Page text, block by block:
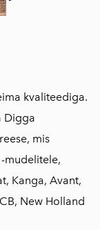
kvaliteediga.
Digga
mis
mudelitele,
Kanga, Avant,
New Holland